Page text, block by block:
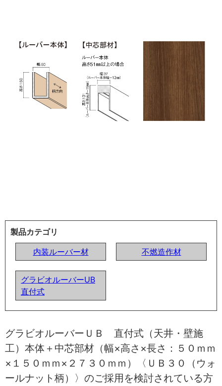
製品カテゴリ
内装ルーバー材
不燃造作材
グラビオルーバーUB
直付式
グラビオルーバーＵＢ 直付式（天井・壁施
工）本体＋中芯部材（幅×高さ×長さ：５０ｍｍ
×１５０ｍｍ×２７３０ｍｍ）〈ＵＢ３０（ウォ
ールナット柄）〉のご採用を検討されている方